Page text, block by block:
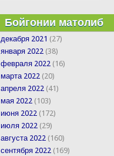
Бойгонии матолиб
декабря 2021 (27)
января 2022 (38)
февраля 2022 (16)
марта 2022 (20)
апреля 2022 (41)
мая 2022 (103)
июня 2022 (172)
июля 2022 (29)
августа 2022 (160)
сентября 2022 (169)